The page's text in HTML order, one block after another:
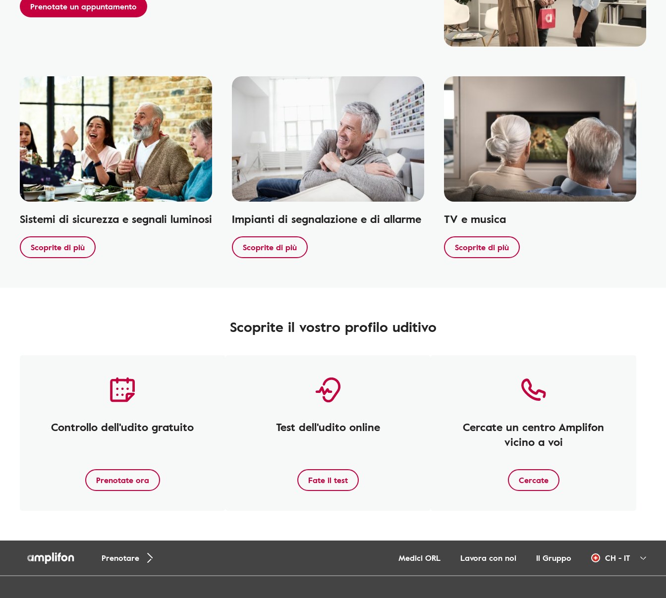
Prenotate un appuntamento
Sistemi di sicurezza e segnali luminosi
Scoprite di più
Impianti di segnalazione e di allarme
Scoprite di più
TV e musica
Scoprite di più
Scoprite il vostro profilo uditivo
Controllo dell'udito gratuito
Prenotate ora
Test dell'udito online
Fate il test
Cercate un centro Amplifon
vicino a voi
Cercate
Prenotare Medici ORL Lavora con noi Il Gruppo CH - IT